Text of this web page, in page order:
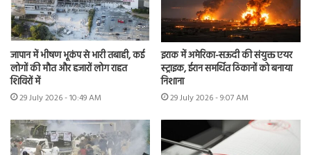
जापान में भीषण भूकंप से भारी तबाही, कई
लोगों की मौत और हजारों लोग राहत
शिविरों में
29 July 2026 - 10:49 AM
इराक में अमेरिका-सऊदी की संयुक्त एयर
स्ट्राइक, ईरान समर्थित ठिकानों को बनाया
निशाना
29 July 2026 - 9:07 AM